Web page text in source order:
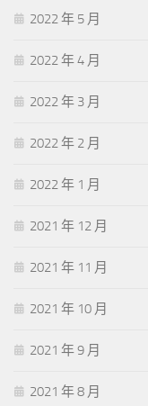
2022 年 5 月
2022 年 4 月
2022 年 3 月
2022 年 2 月
2022 年 1 月
2021 年 12 月
2021 年 11 月
2021 年 10 月
2021 年 9 月
2021 年 8 月